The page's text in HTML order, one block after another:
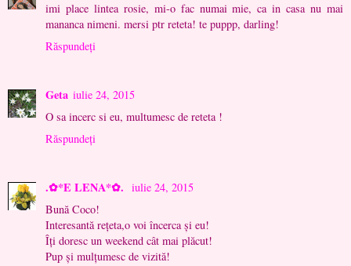
imi place lintea rosie, mi-o fac numai mie, ca in casa nu mai
mananca nimeni. mersi ptr reteta! te puppp, darling!
Răspundeți
Geta iulie 24, 2015
O sa incerc si eu, multumesc de reteta !
Răspundeți
.✿*E LENA*✿. iulie 24, 2015
Bună Coco!
Interesantă rețeta,o voi încerca și eu!
Îți doresc un weekend cât mai plăcut!
Pup și mulțumesc de vizită!